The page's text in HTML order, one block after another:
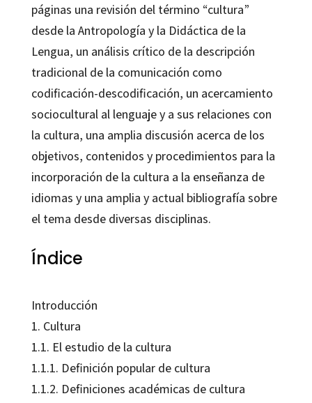
páginas una revisión del término “cultura”
desde la Antropología y la Didáctica de la
Lengua, un análisis crítico de la descripción
tradicional de la comunicación como
codificación-descodificación, un acercamiento
sociocultural al lenguaje y a sus relaciones con
la cultura, una amplia discusión acerca de los
objetivos, contenidos y procedimientos para la
incorporación de la cultura a la enseñanza de
idiomas y una amplia y actual bibliografía sobre
el tema desde diversas disciplinas.
Índice
Introducción
1. Cultura
1.1. El estudio de la cultura
1.1.1. Definición popular de cultura
1.1.2. Definiciones académicas de cultura